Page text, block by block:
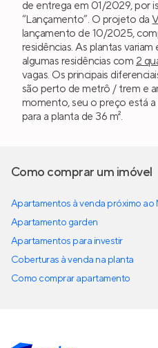
de entrega em 01/2029, por
“Lançamento”. O projeto da
lançamento de 10/2025,
residências. As plantas
algumas residências com 2
vagas. Os principais
são perto de metrô / trem e
momento, seu o preço está
para a planta de 36 m².
Como comprar um imóvel
Apartamentos à venda próximo ao
Apartamento garden
Apartamentos para investir
Coberturas à venda na planta
Como comprar apartamento